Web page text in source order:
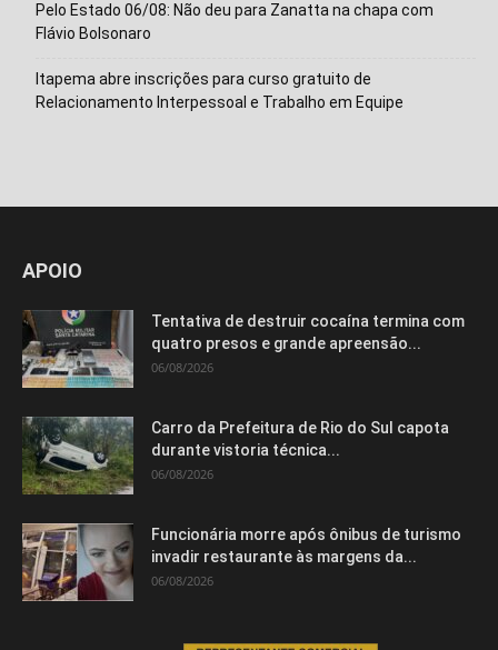
Pelo Estado 06/08: Não deu para Zanatta na chapa com
Flávio Bolsonaro
Itapema abre inscrições para curso gratuito de
Relacionamento Interpessoal e Trabalho em Equipe
APOIO
Tentativa de destruir cocaína termina com
quatro presos e grande apreensão...
06/08/2026
Carro da Prefeitura de Rio do Sul capota
durante vistoria técnica...
06/08/2026
Funcionária morre após ônibus de turismo
invadir restaurante às margens da...
06/08/2026